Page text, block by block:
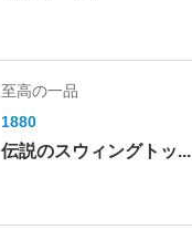
至高の一品
1880
伝説のスウィングトッ...